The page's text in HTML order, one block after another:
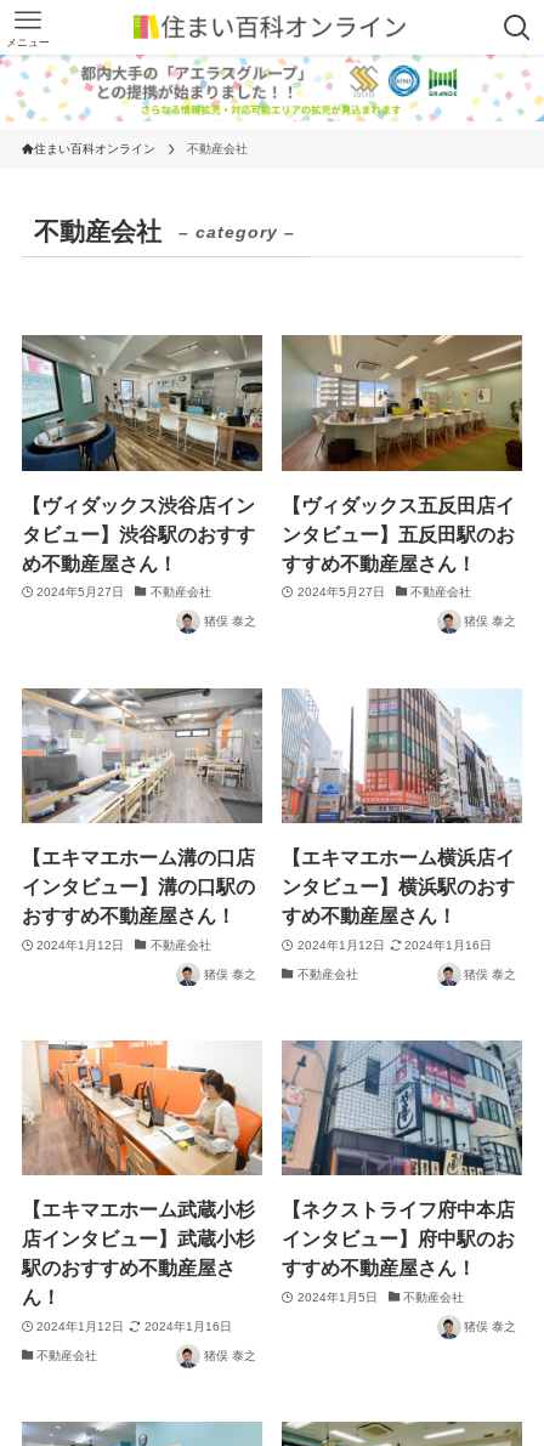
メニュー
住まい百科オンライン 不動産会社
不動産会社 – category –
【ヴィダックス渋谷店イン
タビュー】渋谷駅のおすす
め不動産屋さん！
2024年5月27日 不動産会社
猪俣 泰之
【ヴィダックス五反田店イ
ンタビュー】五反田駅のお
すすめ不動産屋さん！
2024年5月27日 不動産会社
猪俣 泰之
【エキマエホーム溝の口店
インタビュー】溝の口駅の
おすすめ不動産屋さん！
2024年1月12日 不動産会社
猪俣 泰之
【エキマエホーム横浜店イ
ンタビュー】横浜駅のおす
すめ不動産屋さん！
2024年1月12日 2024年1月16日
不動産会社 猪俣 泰之
【エキマエホーム武蔵小杉
店インタビュー】武蔵小杉
駅のおすすめ不動産屋さ
ん！
2024年1月12日 2024年1月16日
不動産会社 猪俣 泰之
【ネクストライフ府中本店
インタビュー】府中駅のお
すすめ不動産屋さん！
2024年1月5日 不動産会社
猪俣 泰之